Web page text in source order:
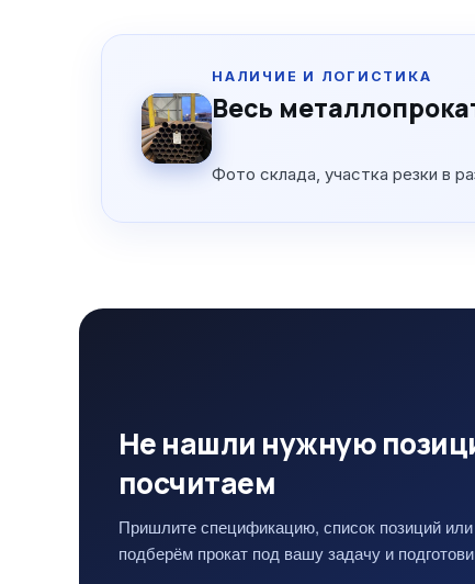
НАЛИЧИЕ И ЛОГИСТИКА
Весь
Фото склада, участка резки в
Не нашли нужную
посчитаем
Пришлите спецификацию, список позиций
подберём прокат под вашу задачу и